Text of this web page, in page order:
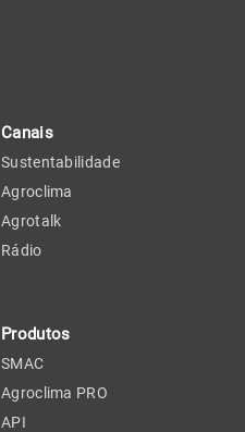
Canais
Sustentabilidade
Agroclima
Agrotalk
Rádio
Produtos
SMAC
Agroclima PRO
API